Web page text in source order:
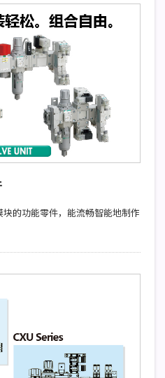
的功能零件，能流畅智能地制作
板的烦恼！